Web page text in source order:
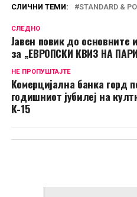
СЛИЧНИ ТЕМИ: STANDARD &
СЛЕДНО
Јавен повик до
за „ЕВРОПСКИ КВИЗ НА
НЕ ПРОПУШТАЈТЕ
Комерцијална банка горд
годишниот јубилеј на
К-15